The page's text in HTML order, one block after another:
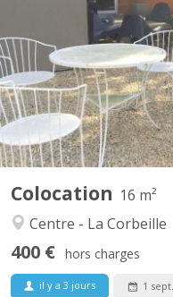
Colocation 16 m²
Centre - La Corbeille
400 € hors charges
il y a 3 jours 1 sept.
3 kots disponibles
2026 - 12
Vétérinaire, 1 UNamur
ESA Int Business, 2
Agrées